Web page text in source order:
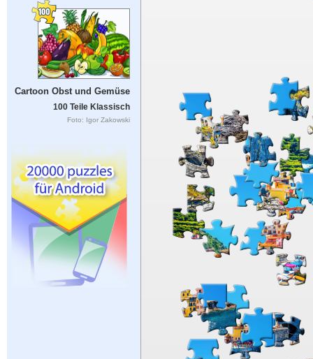
Cartoon Obst und Gemüse
100 Teile Klassisch
Foto: Igor Zakowski